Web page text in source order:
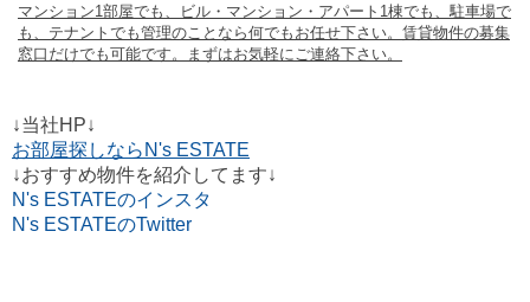
マンション1 部屋でも、ビル・マンション・アパート 1 棟でも、駐車場で
も、テナントでも管理のことなら何でもお任せ下さい。賃貸物件の募集
窓口だけでも可能です。まずはお気軽にご連絡下さい。
↓当社HP↓
お部屋探しならN's ESTATE
↓おすすめ物件を紹介してます↓
N's ESTATEのインスタ
N's ESTATEのTwitter